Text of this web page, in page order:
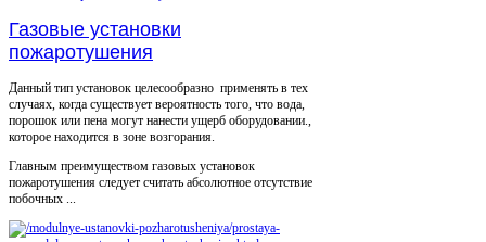
Газовые установки
пожаротушения
Данный тип установок целесообразно применять в тех
случаях, когда существует вероятность того, что вода,
порошок или пена могут нанести ущерб оборудовании.,
которое находится в зоне возгорания.
Главным преимуществом газовых установок
пожаротушения следует считать абсолютное отсутствие
побочных ...